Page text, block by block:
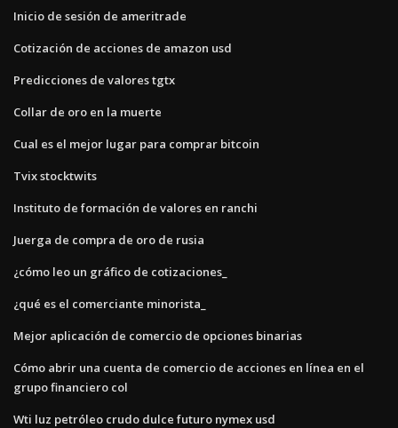
Inicio de sesión de ameritrade
Cotización de acciones de amazon usd
Predicciones de valores tgtx
Collar de oro en la muerte
Cual es el mejor lugar para comprar bitcoin
Tvix stocktwits
Instituto de formación de valores en ranchi
Juerga de compra de oro de rusia
¿cómo leo un gráfico de cotizaciones_
¿qué es el comerciante minorista_
Mejor aplicación de comercio de opciones binarias
Cómo abrir una cuenta de comercio de acciones en línea en el
grupo financiero col
Wti luz petróleo crudo dulce futuro nymex usd